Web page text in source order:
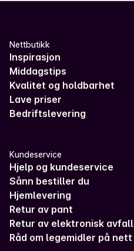
Nettbutikk
Inspirasjon
Middagstips
Kvalitet og holdbarhet
Lave priser
Bedriftslevering
Kundeservice
Hjelp og kundeservice
Sånn bestiller du
Hjemlevering
Retur av pant
Retur av elektronisk avfall
Råd om legemidler på nett